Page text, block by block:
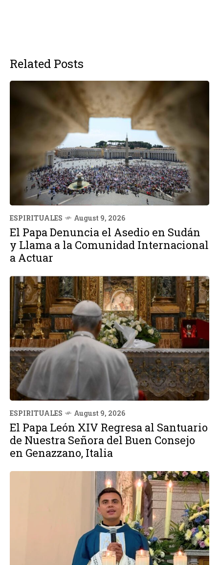
Related Posts
ESPIRITUALES August 9, 2026
El Papa Denuncia el Asedio en Sudán
y Llama a la Comunidad Internacional
a Actuar
ESPIRITUALES August 9, 2026
El Papa León XIV Regresa al Santuario
de Nuestra Señora del Buen Consejo
en Genazzano, Italia